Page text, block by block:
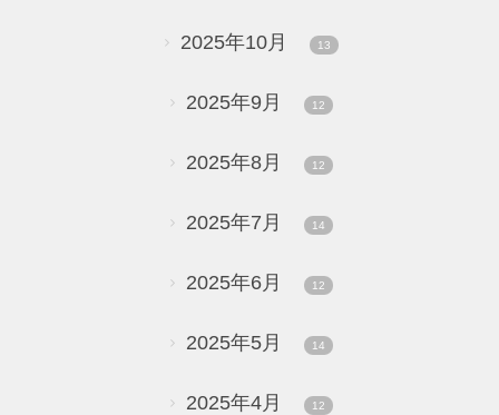
2025年10月 13
2025年9月 12
2025年8月 12
2025年7月 14
2025年6月 12
2025年5月 14
2025年4月 12